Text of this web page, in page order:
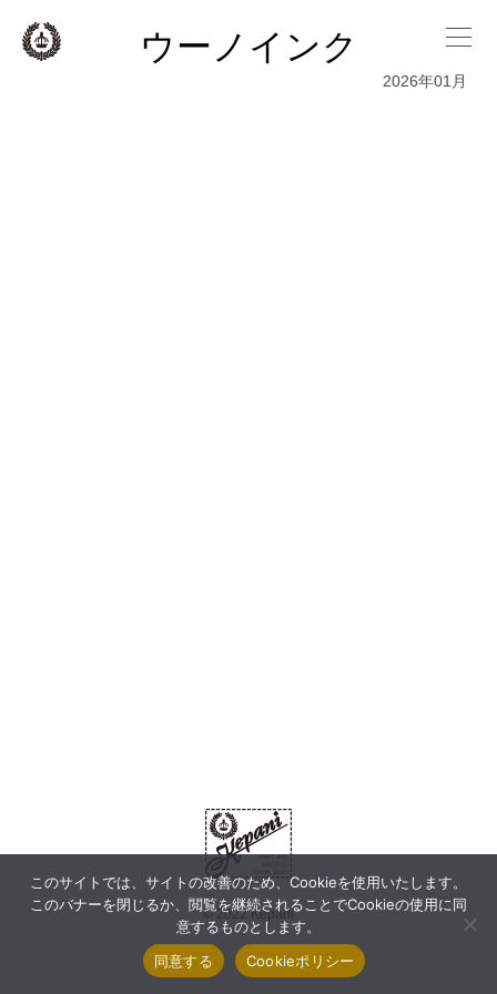
ウーノインク
2026年01月
© 2022 Kepani
このサイトでは、サイトの改善のため、Cookieを使用いたします。
このバナーを閉じるか、閲覧を継続されることでCookieの使用に同
意するものとします。
同意する
Cookieポリシー